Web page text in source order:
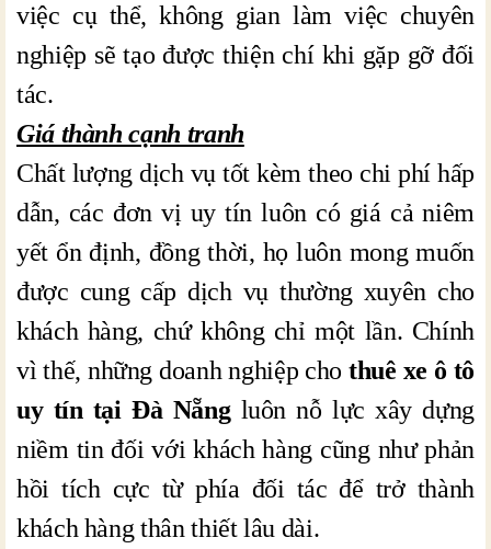
việc cụ thể, không gian làm việc chuyên
nghiệp sẽ tạo được thiện chí khi gặp gỡ đối
tác.
Giá thành cạnh tranh
Chất lượng dịch vụ tốt kèm theo chi phí hấp
dẫn, các đơn vị uy tín luôn có giá cả niêm
yết ổn định, đồng thời, họ luôn mong muốn
được cung cấp dịch vụ thường xuyên cho
khách hàng, chứ không chỉ một lần. Chính
vì thế, những doanh nghiệp chothuê xe ô tô
uy tín tại Đà Nẵngluôn nỗ lực xây dựng
niềm tin đối với khách hàng cũng như phản
hồi tích cực từ phía đối tác để trở thành
khách hàng thân thiết lâu dài.